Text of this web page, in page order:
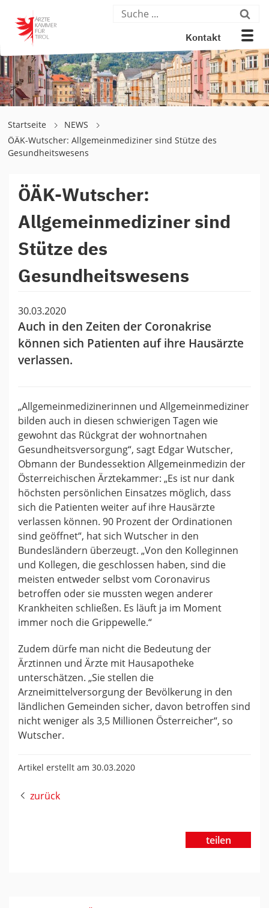
Kontakt
Startseite
NEWS
ÖÄK-Wutscher: Allgemeinmediziner sind Stütze des
Gesundheitswesens
ÖÄK-Wutscher:
Allgemeinmediziner sind
Stütze des
Gesundheitswesens
30.03.2020
Auch in den Zeiten der Coronakrise
können sich Patienten auf ihre Hausärzte
verlassen.
„Allgemeinmedizinerinnen und Allgemeinmediziner
bilden auch in diesen schwierigen Tagen wie
gewohnt das Rückgrat der wohnortnahen
Gesundheitsversorgung“, sagt Edgar Wutscher,
Obmann der Bundessektion Allgemeinmedizin der
Österreichischen Ärztekammer: „Es ist nur dank
höchsten persönlichen Einsatzes möglich, dass
sich die Patienten weiter auf ihre Hausärzte
verlassen können. 90 Prozent der Ordinationen
sind geöffnet“, hat sich Wutscher in den
Bundesländern überzeugt. „Von den Kolleginnen
und Kollegen, die geschlossen haben, sind die
meisten entweder selbst vom Coronavirus
betroffen oder sie mussten wegen anderer
Krankheiten schließen. Es läuft ja im Moment
immer noch die Grippewelle.“
Zudem dürfe man nicht die Bedeutung der
Ärztinnen und Ärzte mit Hausapotheke
unterschätzen. „Sie stellen die
Arzneimittelversorgung der Bevölkerung in den
ländlichen Gemeinden sicher, davon betroffen sind
nicht weniger als 3,5 Millionen Österreicher“, so
Wutscher.
Artikel erstellt am 30.03.2020
zurück
teilen